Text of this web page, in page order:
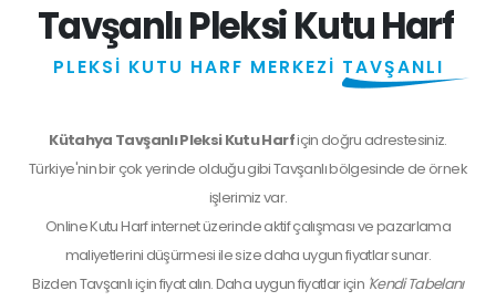
Tavşanlı Pleksi Kutu Harf
PLEKSİ KUTU HARF MERKEZİ TAVŞANLI
Kütahya Tavşanlı Pleksi Kutu Harfiçin doğru adrestesiniz.
Türkiye'nin bir çok yerinde olduğu gibi Tavşanlı bölgesinde de örnek
işlerimiz var.
Online Kutu Harf internet üzerinde aktif çalışması ve pazarlama
maliyetlerini düşürmesi ile size daha uygun fiyatlar sunar.
BizdenTavşanlıiçin fiyat alın. Daha uygun fiyatlar için 'Kendi Tabelanı